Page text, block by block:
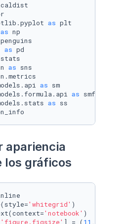
as
as
as
as
as
as
as
apariencia
los gráficos
'whitegrid' )
'notebook' )
'figure.figsize' ] = ( 11 ,